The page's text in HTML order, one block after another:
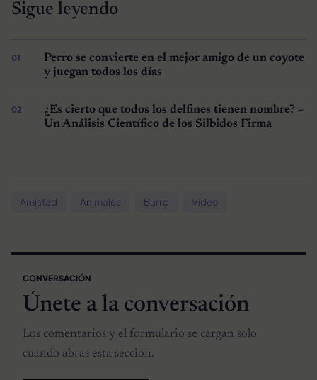
Sigue leyendo
Perro se convierte en el mejor amigo de un coyote
y juegan todos los días
¿Es cierto que todos los delfines tienen nombre? –
Un Análisis Científico de los Silbidos Firma
Amistad Animales Burro Vídeo
CONVERSACIÓN
Únete a la conversación
Los comentarios y el formulario se cargan solo
cuando abras esta sección.